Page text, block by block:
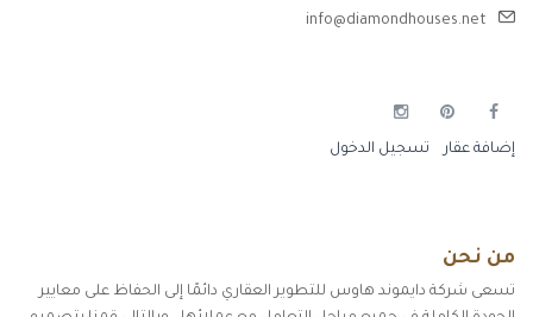
info@diamondhouses.net
إضافة عقار تسجيل الدخول
من نحن
تسعى شركة دايموند هاوس للتطوير العقاري دائمًا إلى الحفاظ على معايير